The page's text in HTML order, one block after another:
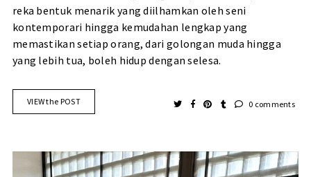
reka bentuk menarik yang diilhamkan oleh seni
kontemporari hingga kemudahan lengkap yang
memastikan setiap orang, dari golongan muda hingga
yang lebih tua, boleh hidup dengan selesa.
VIEW the POST 0 comments